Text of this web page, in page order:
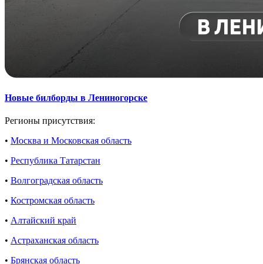
Новые билборды в Лениногорске
Регионы присутствия:
• Москва и Московская область
• Республика Татарстан
• Волгоградская область
• Костромская область
• Алтайский край
• Астраханская область
• Брянская область